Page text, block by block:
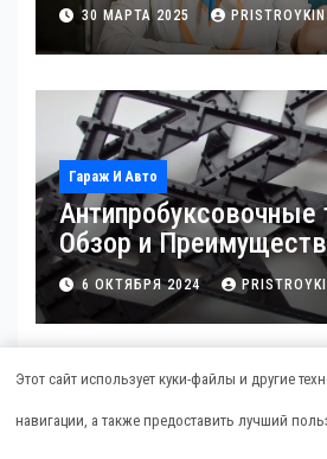
30 МАРТА 2025
Гараж И Авто
Антипробуксовочные
Обзор и
6 ОКТЯБРЯ 2024
Этот сайт использует куки-файлы и другие
навигации, а также предоставить лучший